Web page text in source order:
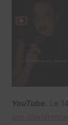
YouTube. Le